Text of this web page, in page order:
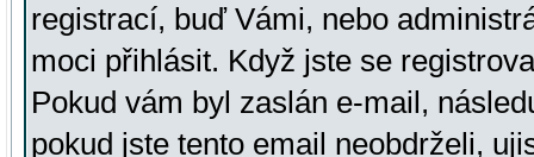
registrací, buď Vámi, nebo
moci přihlásit. Když jste se
Pokud vám byl zaslán e-mail,
pokud jste tento email neobdrželi,